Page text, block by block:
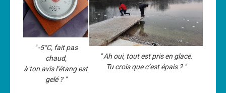
Calendrier
Sorties
Voyages et séjours
Planning piscine
Les formations
" -5°C, fait pas
chaud,
à ton avis l’étang est
gelé ? "
" Ah oui, tout est pris en glace.
Tu crois que c’est épais ? "